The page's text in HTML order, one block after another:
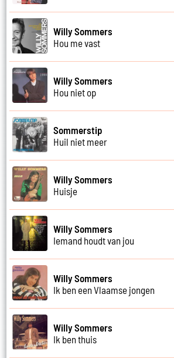
Willy Sommers
Hou me vast
Willy Sommers
Hou niet op
Sommerstip
Huil niet meer
Willy Sommers
Huisje
Willy Sommers
Iemand houdt van jou
Willy Sommers
Ik ben een Vlaamse jongen
Willy Sommers
Ik ben thuis